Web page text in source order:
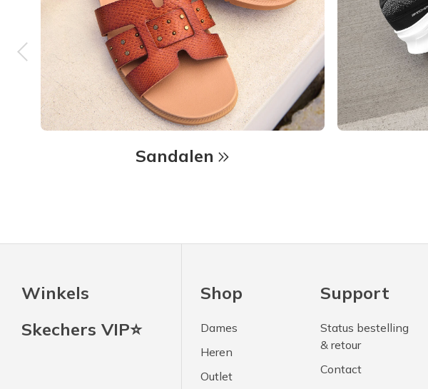
Sandalen
Winkels
Skechers VIP⭐
Shop
Dames
Heren
Outlet
Support
Status bestelling
& retour
Contact